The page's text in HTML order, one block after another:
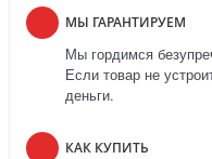
МЫ ГАРАНТИРУЕМ
Мы гордимся
Если товар не
деньги.
КАК КУПИТЬ